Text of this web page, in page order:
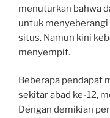
menuturkan bahwa
untuk menyeberangi
situs. Namun kini
menyempit.
Beberapa pendapat
sekitar abad ke-12,
Dengan demikian